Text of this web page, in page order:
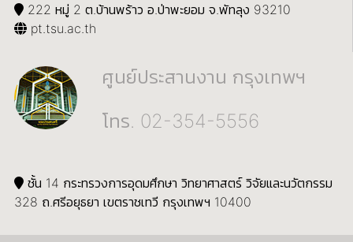
222 หมู่ 2 ต.บ้านพร้าว อ.ป่าพะยอม จ.พัทลุง 93210
pt.tsu.ac.th
ศูนย์ประสานงาน กรุงเทพฯ
โทร. 02-354-5556
ชั้น 14 กระทรวงการอุดมศึกษา วิทยาศาสตร์ วิจัยและนวัตกรรม
328 ถ.ศรีอยุธยา เขตราชเทวี กรุงเทพฯ 10400